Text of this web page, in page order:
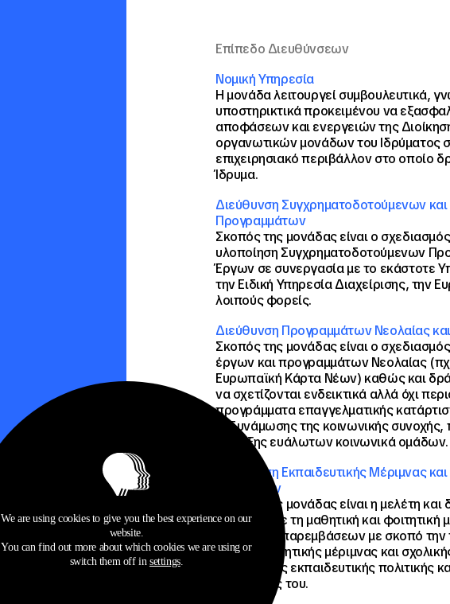
Επίπεδο Διευθύνσεων
Νομική Υπηρεσία
Η μονάδα λειτουργεί συμβουλευτικά,
υποστηρικτικά προκειμένου να
αποφάσεων και ενεργειών της
οργανωτικών μονάδων του Ιδρύματος
επιχειρησιακό περιβάλλον στο οποίο
Ίδρυμα.
Διεύθυνση Συγχρηματοδοτούμενων
Προγραμμάτων
Σκοπός της μονάδας είναι ο
υλοποίηση Συγχρηματοδοτούμενων
Έργων σε συνεργασία με το εκάστοτε
την Ειδική Υπηρεσία Διαχείρισης, την
λοιπούς φορείς.
Διεύθυνση Προγραμμάτων Νεολαίας
Σκοπός της μονάδας είναι ο
έργων και προγραμμάτων Νεολαίας
Ευρωπαϊκή Κάρτα Νέων) καθώς και
να σχετίζονται ενδεικτικά αλλά όχι
προγράμματα επαγγελματικής
ενδυνάμωσης της κοινωνικής συνοχής,
στήριξης ευάλωτων κοινωνικά ομάδων.
Διεύθυνση Εκπαιδευτικής Μέριμνας
Υπηρεσιών
Σκοπός της μονάδας είναι η μελέτη
σχετικών με τη μαθητική και φοιτητική
υλοποίηση παρεμβάσεων με σκοπό
δομών φοιτητικής μέριμνας και
ανάγκες της εκπαιδευτικής πολιτικής
περιουσίας του.
We are using cookies to give you the best experience on our
website.
You can find out more about which cookies we are using or
switch them off in settings.